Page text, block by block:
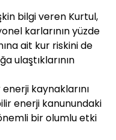
bilgi veren Kurtul,
karlarının yüzde
ait kur riskini de
ulaştıklarının
kaynaklarını
enerji kanunundaki
bir olumlu etki